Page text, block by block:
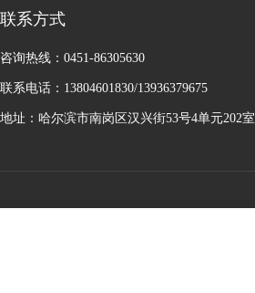
联系方式
咨询热线：0451-86305630
联系电话：13804601830/13936379675
地址：哈尔滨市南岗区汉兴街53号4单元202室